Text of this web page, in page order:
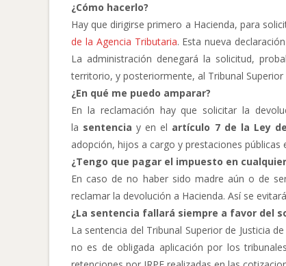
¿Cómo hacerlo?
Hay que dirigirse primero a Hacienda, para
de la Agencia Tributaria. Esta nueva
La administración denegará la solicitud,
territorio, y posteriormente, al Tribunal
¿En qué me puedo amparar?
En la reclamación hay que solicitar la
la sentenciay en el artículo 7 de la Ley de
adopción, hijos a cargo y prestaciones públicas
¿Tengo que pagar el impuesto en
En caso de no haber sido madre aún o de
reclamar la devolución a Hacienda. Así se
¿La sentencia fallará siempre a favor del
La sentencia del Tribunal Superior de Justicia
no es de obligada aplicación por los